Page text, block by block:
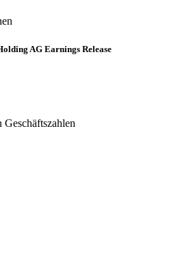
AG Earnings Release